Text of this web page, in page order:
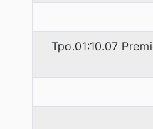
Tpo.01:10.07